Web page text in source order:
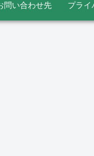
問い合わせ先